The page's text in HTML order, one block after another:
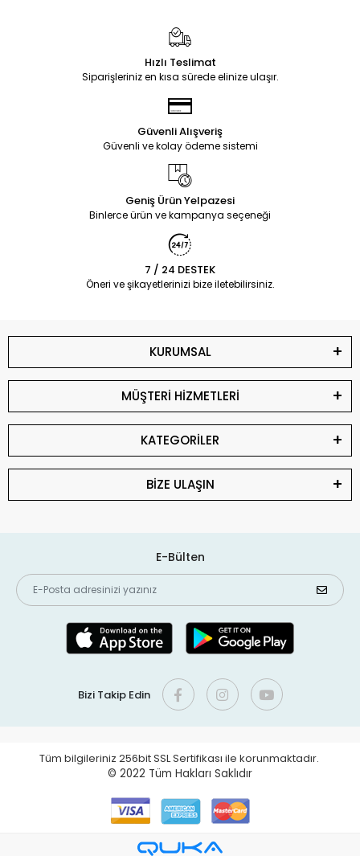
Hızlı Teslimat
Siparişleriniz en kısa sürede elinize ulaşır.
Güvenli Alışveriş
Güvenli ve kolay ödeme sistemi
Geniş Ürün Yelpazesi
Binlerce ürün ve kampanya seçeneği
7 / 24 DESTEK
Öneri ve şikayetlerinizi bize iletebilirsiniz.
KURUMSAL
MÜŞTERİ HİZMETLERİ
KATEGORİLER
BİZE ULAŞIN
E-Bülten
Bizi Takip Edin
Tüm bilgileriniz 256bit SSL Sertifikası ile korunmaktadır.
© 2022 Tüm Hakları Saklıdır